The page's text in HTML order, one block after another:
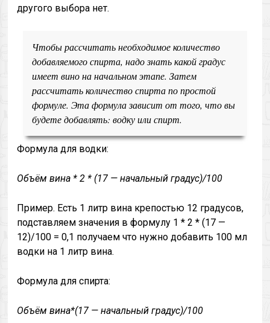
другого выбора нет.
Чтобы рассчитать необходимое количество
добавляемого спирта, надо знать какой градус
имеет вино на начальном этапе. Затем
рассчитать количество спирта по простой
формуле. Эта формула зависит от того, что вы
будете добавлять: водку или спирт.
Формула для водки:
Объём вина * 2 * (17 — начальный градус)/100
Пример. Есть 1 литр вина крепостью 12 градусов,
подставляем значения в формулу 1 * 2 * (17 —
12)/100 = 0,1 получаем что нужно добавить 100 мл
водки на 1 литр вина.
Формула для спирта:
Объём вина*(17 — начальный градус)/100